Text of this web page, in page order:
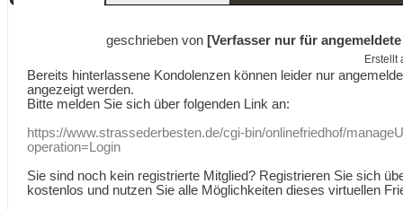
geschrieben von [Verfasser nur für
Erstellt
Bereits hinterlassene Kondolenzen können leider nur
angezeigt werden.
Bitte melden Sie sich über folgenden Link an:
https://www.strassederbesten.de/cgi-bin/onlinefriedhof/
operation=Login
Sie sind noch kein registrierte Mitglied? Registrieren Sie sich
kostenlos und nutzen Sie alle Möglichkeiten dieses virtuellen